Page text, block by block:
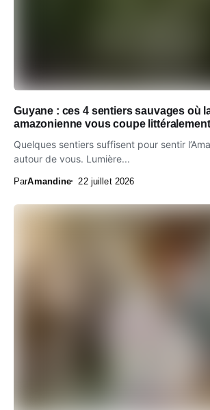
Guyane : ces 4 sentiers sauvages où
amazonienne vous coupe
Quelques sentiers suffisent pour sentir
autour de vous. Lumière...
ParAmandine 22 juillet 2026